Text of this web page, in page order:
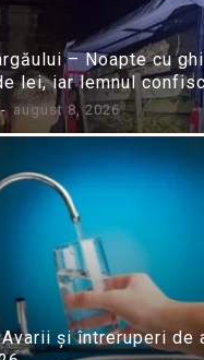
– Noapte cu
lei, iar lemnul
- august 8, 2026
Avarii și întreruperi de